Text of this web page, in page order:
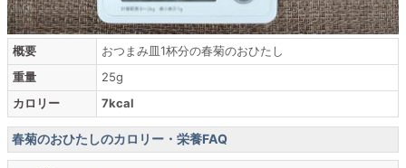
概要
おつまみ皿1杯分の春菊のおひたし
重量
25g
カロリー
7kcal
春菊のおひたしのカロリー・栄養FAQ